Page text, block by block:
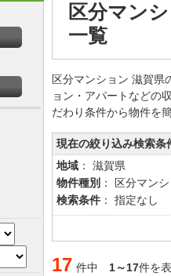
区分マン
一覧
区分マンション 滋賀県
ョン・アパートなどの
だわり条件から物件を
現在の絞り込み検索条
地域 ： 滋賀県
物件種別 ： 区分マン
検索条件 ： 指定なし
17 件中 1～17件を